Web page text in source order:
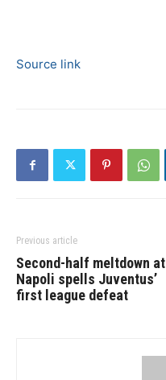
Source link
Previous article
Second-half meltdown at
Napoli spells Juventus’
first league defeat